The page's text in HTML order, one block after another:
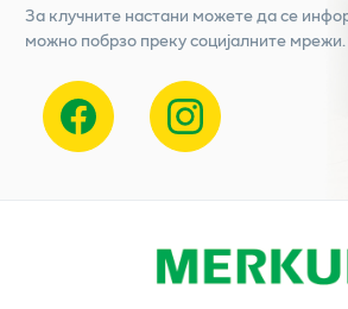
За клучните настани можете да се
можно побрзо преку социјалните мрежи.